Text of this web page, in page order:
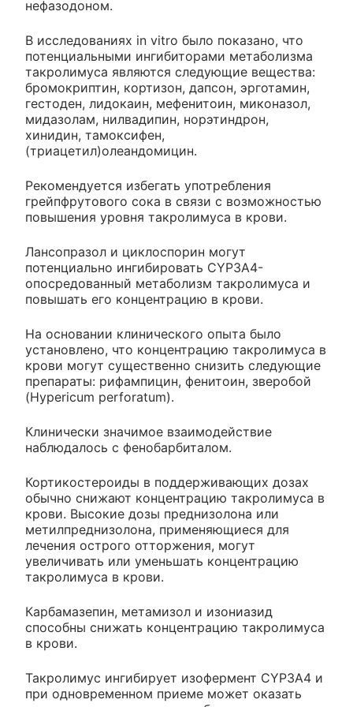
нефазодоном.
В исследованиях in vitro было показано, что
потенциальными ингибиторами метаболизма
такролимуса являются следующие вещества:
бромокриптин, кортизон, дапсон, эрготамин,
гестоден, лидокаин, мефенитоин, миконазол,
мидазолам, нилвадипин, норэтиндрон,
хинидин, тамоксифен,
(триацетил)олеандомицин.
Рекомендуется избегать употребления
грейпфрутового сока в связи с возможностью
повышения уровня такролимуса в крови.
Лансопразол и циклоспорин могут
потенциально ингибировать CYP3A4-
опосредованный метаболизм такролимуса и
повышать его концентрацию в крови.
На основании клинического опыта было
установлено, что концентрацию такролимуса в
крови могут существенно снизить следующие
препараты: рифампицин, фенитоин, зверобой
(Hypericum perforatum).
Клинически значимое взаимодействие
наблюдалось с фенобарбиталом.
Кортикостероиды в поддерживающих дозах
обычно снижают концентрацию такролимуса в
крови. Высокие дозы преднизолона или
метилпреднизолона, применяющиеся для
лечения острого отторжения, могут
увеличивать или уменьшать концентрацию
такролимуса в крови.
Карбамазепин, метамизол и изониазид
способны снижать концентрацию такролимуса
в крови.
Такролимус ингибирует изофермент CYP3A4 и
при одновременном приеме может оказать